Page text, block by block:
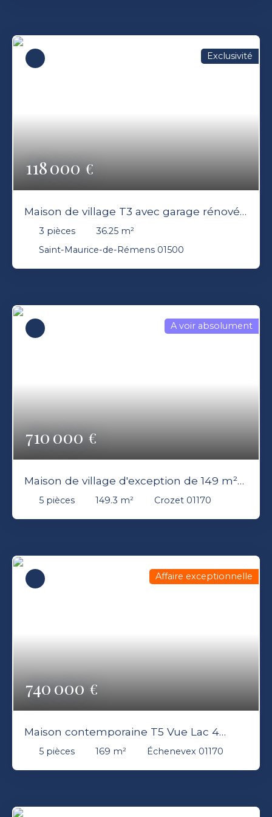
118 000€
Exclusivité
Maison de village T3 avec garage rénovée
01500 SAINT MAURICE DE REMENS
3 pièces 36.25 m²
Saint-Maurice-de-Rémens 01500
710 000€
A voir absolument
Maison de village d'exception de 149 m²
avec terrasse 3 chambres à Crozet
5 pièces 149.3 m² Crozet 01170
740 000€
Affaire exceptionnelle
Maison contemporaine T5 Vue Lac 4
chambres 169 m2 master bedroom 31m2
5 pièces 169 m² Échenevex 01170